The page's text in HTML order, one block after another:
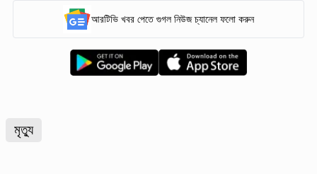
আরটিভি খবর পেতে গুগল নিউজ চ্যানেল ফলো করুন
মৃত্যু